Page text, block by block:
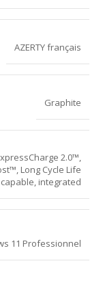
AZERTY français
Graphite
2.0™,
Long Cycle Life
capable, integrated
11 Professionnel